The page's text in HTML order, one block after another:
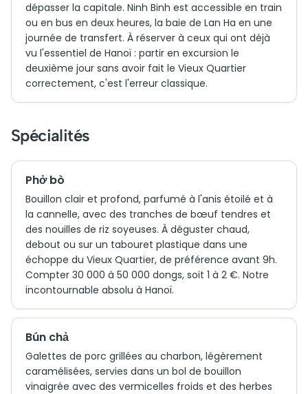
dépasser la capitale. Ninh Binh est accessible en train
ou en bus en deux heures, la baie de Lan Ha en une
journée de transfert. À réserver à ceux qui ont déjà
vu l'essentiel de Hanoï : partir en excursion le
deuxième jour sans avoir fait le Vieux Quartier
correctement, c'est l'erreur classique.
Spécialités
Phở bò
Bouillon clair et profond, parfumé à l'anis étoilé et à
la cannelle, avec des tranches de bœuf tendres et
des nouilles de riz soyeuses. À déguster chaud,
debout ou sur un tabouret plastique dans une
échoppe du Vieux Quartier, de préférence avant 9h.
Compter 30 000 à 50 000 dongs, soit 1 à 2 €. Notre
incontournable absolu à Hanoï.
Bún chả
Galettes de porc grillées au charbon, légèrement
caramélisées, servies dans un bol de bouillon
vinaigrée avec des vermicelles froids et des herbes